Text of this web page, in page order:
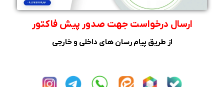
ارسال درخواست جهت صدور پیش فاکتور
از طریق پیام رسان های داخلی و خارجی